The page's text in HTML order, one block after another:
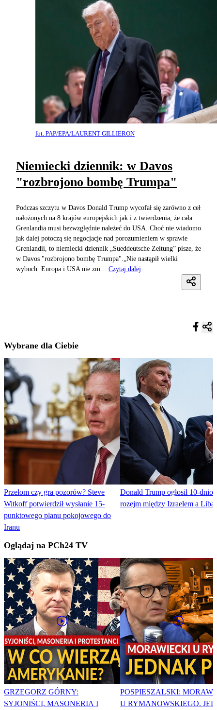
fot. PAP/EPA/LAURENT GILLIERON
Niemiecki dziennik: w Davos
"rozbrojono bombę Trumpa"
Podczas szczytu w Davos Donald Trump wycofał się zarówno z ceł
nałożonych na 8 krajów europejskich jak i z twierdzenia, że cała
Grenlandia musi bezwzględnie należeć do USA. Choć nie wiadomo
jak dalej potoczą się negocjacje nad porozumieniem w sprawie
Grenlandii, to niemiecki dziennik „Sueddeutsche Zeitung” pisze, że
w Davos "rozbrojono bombę Trumpa".„Nie nastąpił wielki
wybuch. Europa i USA nie zm...
Czytaj dalej
Wybrane dla Ciebie
Przełom czy gra pozorów? Steve
Witkoff potwierdził wysłanie 15-
punktowego planu pokojowego do
Iranu
Donald Trump ogłosił 10-
rozejm między Izraelem a
Oglądaj na PCh24 TV
GRZEGORZ GÓRNY:
SYJONIŚCI, MASONERIA I
POSPIESZALSKI:
U RYMANOWSKIEGO.